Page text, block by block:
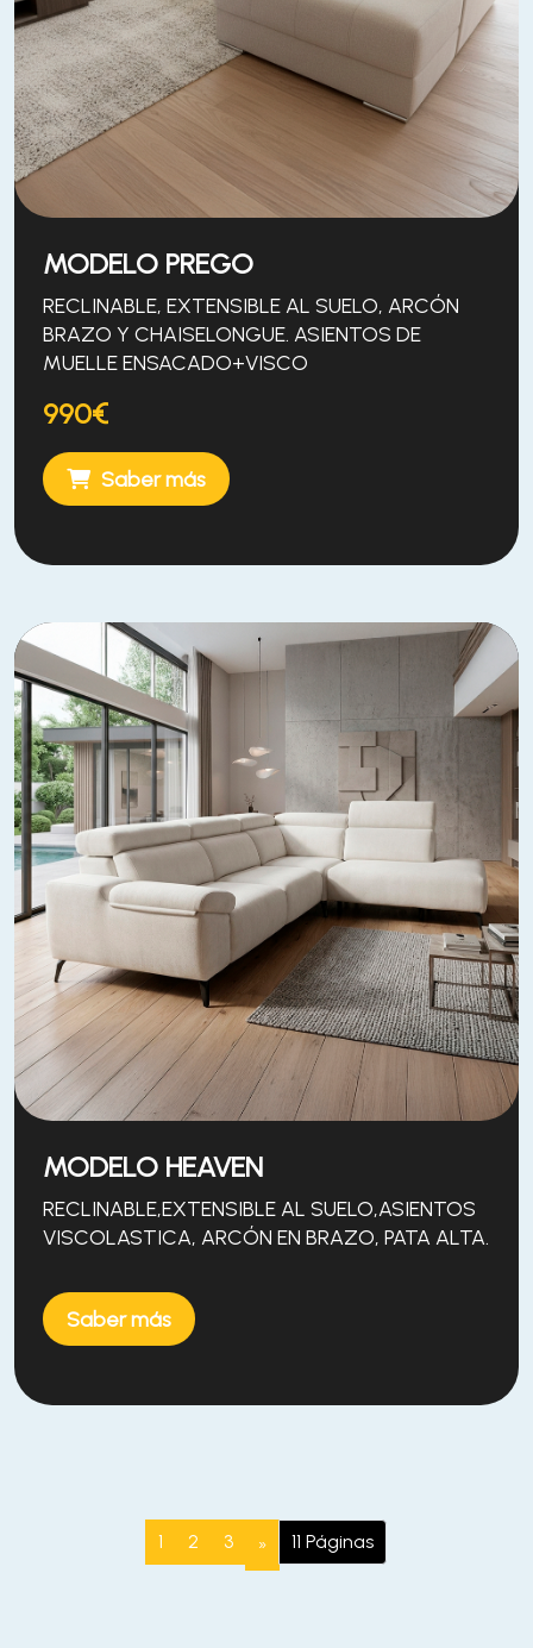
MODELO PREGO
RECLINABLE, EXTENSIBLE AL SUELO, ARCÓN
BRAZO Y CHAISELONGUE. ASIENTOS DE
MUELLE ENSACADO+VISCO
990€
Saber más
MODELO HEAVEN
RECLINABLE,EXTENSIBLE AL SUELO,ASIENTOS
VISCOLASTICA, ARCÓN EN BRAZO, PATA ALTA.
Saber más
1 2 3 »Next11 Páginas